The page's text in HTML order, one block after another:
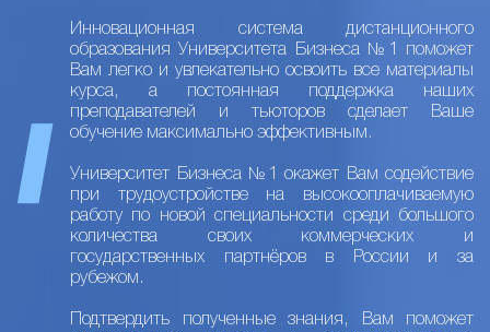
Инновационная система дистанционного
образования Университета Бизнеса №1 поможет
Вам легко и увлекательно освоить все материалы
курса, а постоянная поддержка наших
преподавателей и тьюторов сделает Ваше
обучение максимально эффективным.
Университет Бизнеса №1 окажет Вам содействие
при трудоустройстве на высокооплачиваемую
работу по новой специальности среди большого
количества своих коммерческих и
государственных партнёров в России и за
рубежом.
Подтвердить полученные знания, Вам поможет